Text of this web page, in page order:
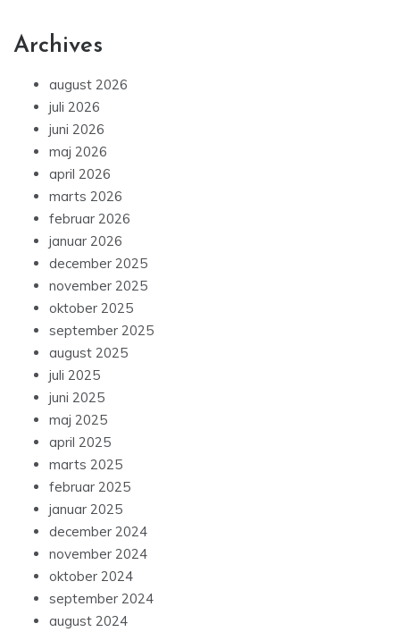
Archives
august 2026
juli 2026
juni 2026
maj 2026
april 2026
marts 2026
februar 2026
januar 2026
december 2025
november 2025
oktober 2025
september 2025
august 2025
juli 2025
juni 2025
maj 2025
april 2025
marts 2025
februar 2025
januar 2025
december 2024
november 2024
oktober 2024
september 2024
august 2024